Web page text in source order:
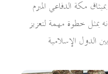
مكة الدفاعي المبرم
يمثل خطوة مهمة لتعزيز
الدول الإسلامية